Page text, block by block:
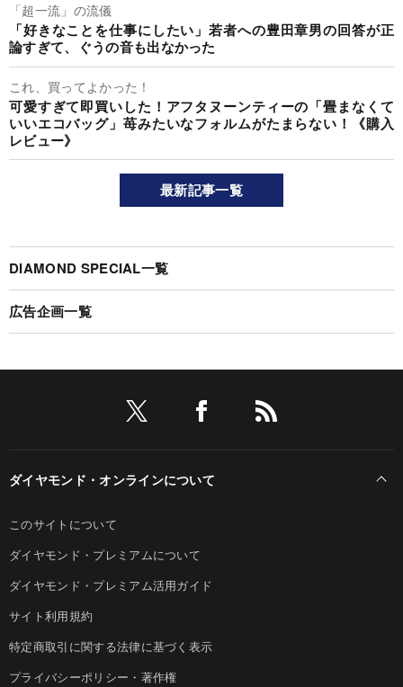
「超一流」の流儀
「好きなことを仕事にしたい」若者への豊田章男の回答が正
論すぎて、ぐうの音も出なかった
これ、買ってよかった！
可愛すぎて即買いした！アフタヌーンティーの「畳まなくて
いいエコバッグ」苺みたいなフォルムがたまらない！《購入
レビュー》
最新記事一覧
DIAMOND SPECIAL一覧
広告企画一覧
ダイヤモンド・オンラインについて
このサイトについて
ダイヤモンド・プレミアムについて
ダイヤモンド・プレミアム活用ガイド
サイト利用規約
特定商取引に関する法律に基づく表示
プライバシーポリシー・著作権